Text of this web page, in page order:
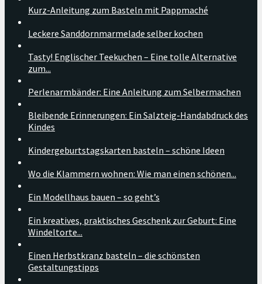
Kurz-Anleitung zum Basteln mit Pappmaché
Leckere Sanddornmarmelade selber kochen
Tasty! Englischer Teekuchen – Eine tolle Alternative
zum...
Perlenarmbänder: Eine Anleitung zum Selbermachen
Bleibende Erinnerungen: Ein Salzteig-Handabdruck des
Kindes
Kindergeburtstagskarten basteln – schöne Ideen
Wo die Klammern wohnen: Wie man einen schönen...
Ein Modellhaus bauen – so geht’s
Ein kreatives, praktisches Geschenk zur Geburt: Eine
Windeltorte...
Einen Herbstkranz basteln – die schönsten
Gestaltungstipps